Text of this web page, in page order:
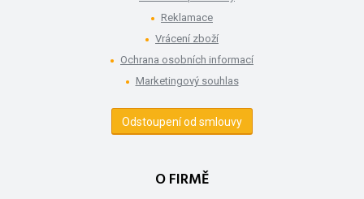
Reklamace
Vrácení zboží
Ochrana osobních informací
Marketingový souhlas
Odstoupení od smlouvy
O FIRMĚ